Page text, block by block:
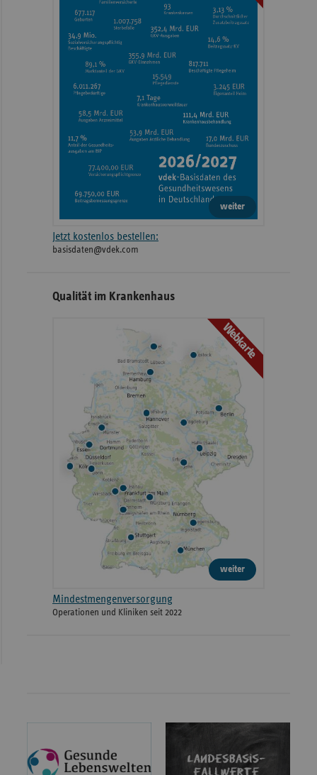
weiter
Jetzt kostenlos bestellen:
basisdaten@vdek.com
Qualität im Krankenhaus
Webkarte
weiter
Mindestmengenversorgung
Operationen und Kliniken seit 2022